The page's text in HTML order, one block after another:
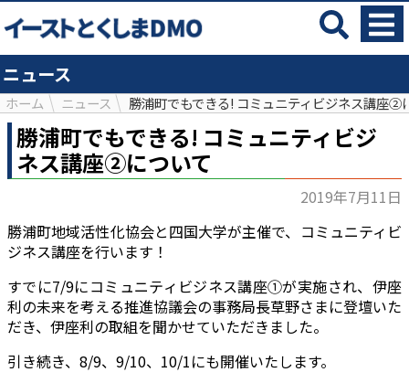
ニュース
ホーム ニュース 勝浦町でもできる! コミュニティビジネス講座②
勝浦町でもできる! コミュニティビジ
ネス講座②について
2019年7月11日
勝浦町地域活性化協会と四国大学が主催で、コミュニティビ
ジネス講座を行います！
すでに7/9にコミュニティビジネス講座①が実施され、伊座
利の未来を考える推進協議会の事務局長草野さまに登壇いた
だき、伊座利の取組を聞かせていただきました。
引き続き、8/9、9/10、10/1にも開催いたします。